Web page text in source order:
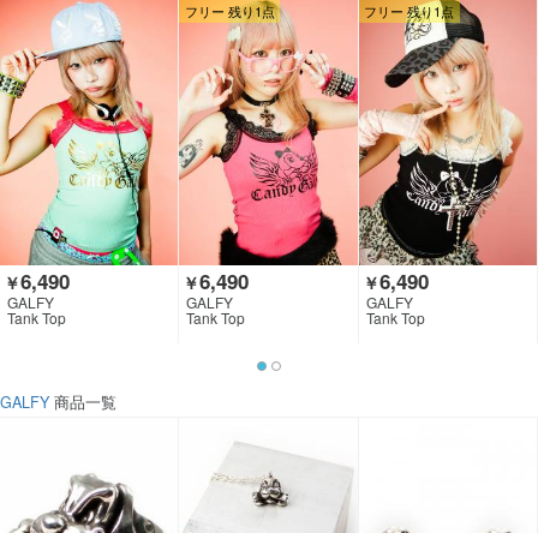
￥6,490
GALFY
Tank Top
フリー 残り1点
￥6,490
GALFY
Tank Top
フリー 残り1点
￥6,490
GALFY
Tank Top
GALFY 商品一覧